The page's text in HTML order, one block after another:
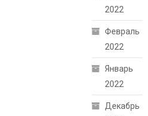
2022
Февраль
2022
Январь
2022
Декабрь